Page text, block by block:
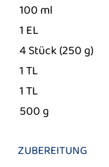
100 ml
1 EL
4 Stück (250 g)
1 TL
1 TL
500 g
ZUBEREITUNG